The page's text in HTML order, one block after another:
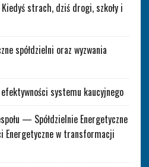
strach, dziś drogi, szkoły i
spółdzielni oraz wyzwania
systemu kaucyjnego
— Spółdzielnie Energetyczne
Energetyczne w transformacji